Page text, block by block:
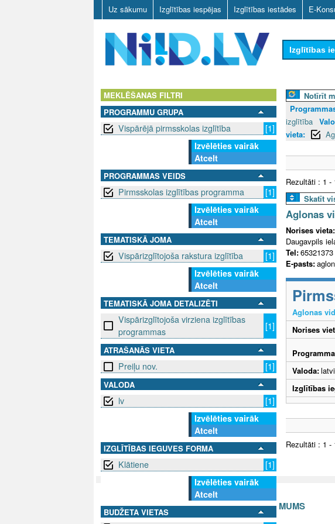
Uz sākumu Izglītības iespējas Izglītības iestādes E-
Izglītības
MEKLĒŠANAS FILTRI
PROGRAMMU GRUPA
Vispārējā pirmsskolas izglītība
[1]
Izvēlēties vairāk
Atcelt
PROGRAMMAS VEIDS
Pirmsskolas izglītības programma
[1]
Izvēlēties vairāk
Atcelt
TEMATISKĀ JOMA
Vispārizglītojoša rakstura izglītība
[1]
Izvēlēties vairāk
Atcelt
TEMATISKĀ JOMA DETALIZĒTI
Vispārizglītojoša virziena izglītības
programmas
[1]
ATRAŠANĀS VIETA
Preiļu nov. [1]
VALODA
lv
[1]
Izvēlēties vairāk
Atcelt
IZGLĪTĪBAS IEGUVES FORMA
Klātiene
[1]
Izvēlēties vairāk
Atcelt
BUDŽETA VIETAS
Notīrīt
izglītība
vieta:
Rezultāti : 1 -
Skatīt
Aglonas
Norises vieta:
Daugavpils
Tel:65321373
E-pasts:
Aglonas
Norises
Valoda:
Izglītības
Rezultāti : 1 -
SEKO MUMS SAZINIES AR MUMS